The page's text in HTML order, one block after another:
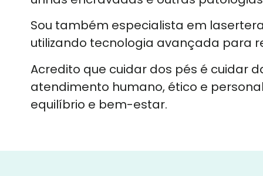
Sou também especialista em
utilizando tecnologia avançada para
Acredito que cuidar dos pés é cuidar
atendimento humano, ético e
equilíbrio e bem-estar.